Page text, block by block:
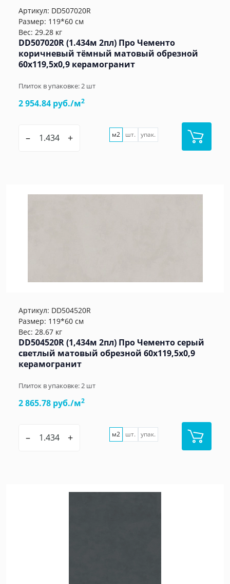
Артикул: DD507020R
Размер: 119*60 см
Вес: 29.28 кг
DD507020R (1.434м 2пл) Про Чементо
коричневый тёмный матовый обрезной
60x119,5x0,9 керамогранит
Плиток в упаковке:2 шт
2 954.84 руб./м2
– + м2 шт. упак.
Артикул: DD504520R
Размер: 119*60 см
Вес: 28.67 кг
DD504520R (1,434м 2пл) Про Чементо серый
светлый матовый обрезной 60x119,5x0,9
керамогранит
Плиток в упаковке:2 шт
2 865.78 руб./м2
– + м2 шт. упак.